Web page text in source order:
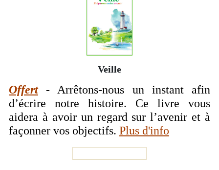
Veille
Offert- Arrêtons-nous un instant afin
d’écrire notre histoire. Ce livre vous
aidera à avoir un regard sur l’avenir et à
façonner vos objectifs. Plus d'info